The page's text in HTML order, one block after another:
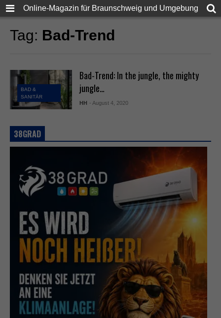
Online-Magazin für Braunschweig und Umgebung
Tag: Bad-Trend
BAD &
SANITÄR
Bad-Trend: In the jungle, the mighty
jungle…
HH - August 4, 2020
38GRAD